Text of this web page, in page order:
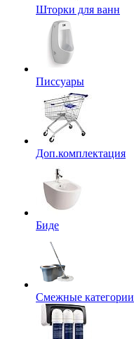
Шторки для ванн
Писсуары
Доп.комплектация
Биде
Смежные категории